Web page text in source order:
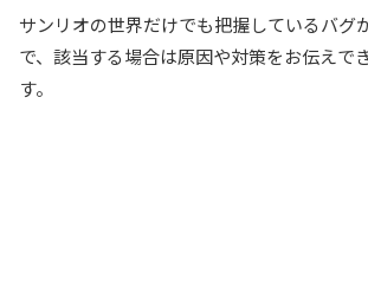
サンリオの世界だけでも把握しているバグ
で、該当する場合は原因や対策をお伝えで
す。